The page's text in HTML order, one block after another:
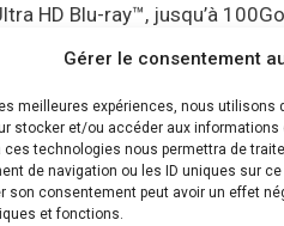
Gérer le consentement
meilleures expériences, nous
stocker et/ou accéder aux informations
ces technologies nous permettra de
de navigation ou les ID uniques sur
son consentement peut avoir un effet
et fonctions.
HD Blu-ray™, jusqu’à
Sortie vidéo
avec les
8K, VRR (spécification HDMI